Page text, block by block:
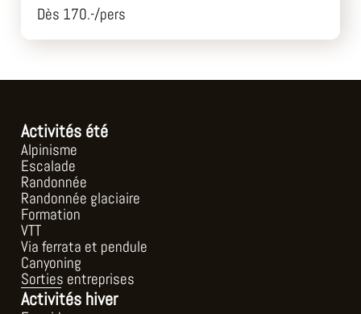
Dès 170.-/pers
Activités été
Alpinisme
Escalade
Randonnée
Randonnée glaciaire
Formation
VTT
Via ferrata et pendule
Canyoning
Sorties entreprises
Activités hiver